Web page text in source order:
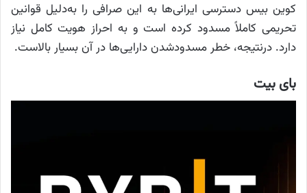
کوین بیس دسترسی ایرانی‌ها به این صرافی را به‌دلیل قوانین
تحریمی کاملاً مسدود کرده است و به احراز هویت کامل نیاز
دارد. درنتیجه، خطر مسدودشدن دارایی‌ها در آن بسیار بالاست.
بای بیت